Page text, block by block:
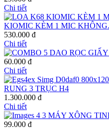
Chi tiết
KIOMIC KÈM 1 MIC
530.000 đ
Chi tiết
60.000 đ
Chi tiết
RUNG 3 TRỤC H4
1.300.000 đ
Chi tiết
MÁY XÔNG
99.000 đ